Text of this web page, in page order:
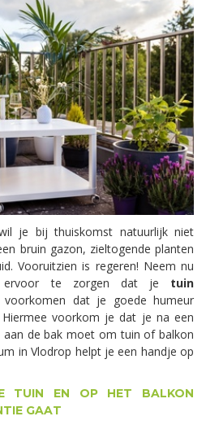
je bij thuiskomst natuurlijk niet
bruin gazon, zieltogende planten
Vooruitzien is regeren! Neem nu
ervoor te zorgen dat je tuin
dat je goede humeur
voorkom je dat je na een
de bak moet om tuin of balkon
in Vlodrop helpt je een handje op
TUIN EN OP HET BALKON
GAAT